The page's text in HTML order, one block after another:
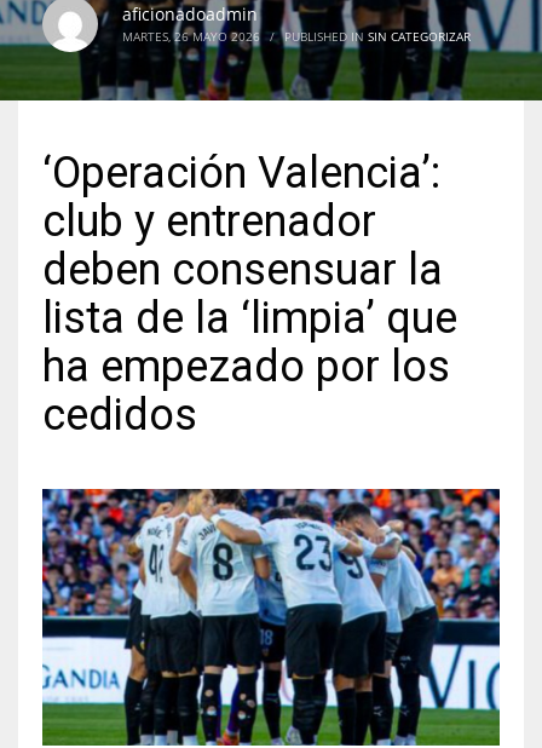
NYJ
3
24
IND
34
MIN
6
aficionadoadmin
MARTES, 26 MAYO 2026 / PUBLISHED IN SIN CATEGORIZAR
‘Operación Valencia’:
club y entrenador
deben consensuar la
lista de la ‘limpia’ que
ha empezado por los
cedidos